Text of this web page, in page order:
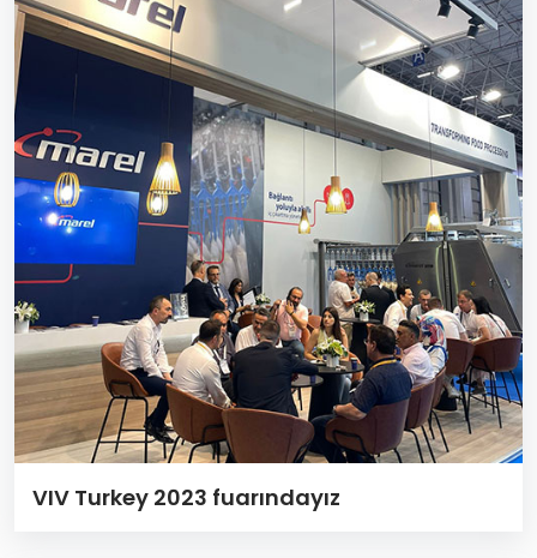
VIV Turkey 2023 fuarındayız